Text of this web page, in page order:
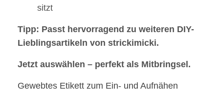
sitzt
Tipp: Passt hervorragend zu weiteren DIY-
Lieblingsartikeln von strickimicki.
Jetzt auswählen – perfekt als Mitbringsel.
Gewebtes Etikett zum Ein- und Aufnähen